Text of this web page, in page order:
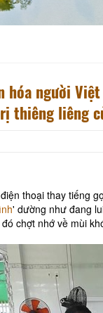
hóa người
thiêng liêng
thoại thay tiếng
' dường như đang
chợt nhớ về mùi